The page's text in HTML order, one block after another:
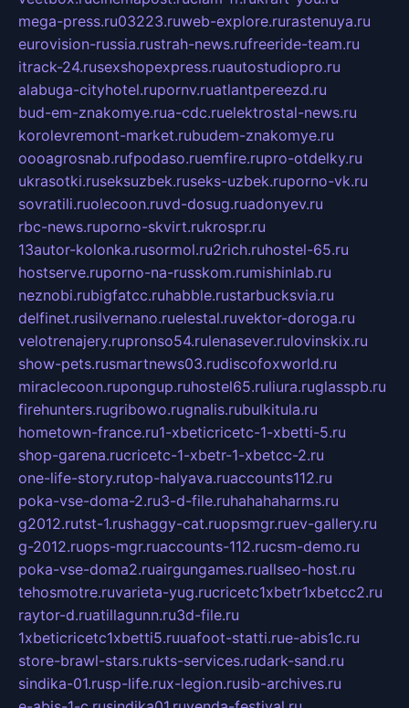
mega-press.ru03223.ruweb-explore.rurastenuya.ru
eurovision-russia.rustrah-news.rufreeride-team.ru
itrack-24.rusexshopexpress.ruautostudiopro.ru
alabuga-cityhotel.rupornv.ruatlantpereezd.ru
bud-em-znakomye.rua-cdc.ruelektrostal-news.ru
korolevremont-market.rubudem-znakomye.ru
oooagrosnab.rufpodaso.ruemfire.rupro-otdelky.ru
ukrasotki.ruseksuzbek.ruseks-uzbek.ruporno-vk.ru
sovratili.ruolecoon.ruvd-dosug.ruadonyev.ru
rbc-news.ruporno-skvirt.rukrospr.ru
13autor-kolonka.rusormol.ru2rich.ruhostel-65.ru
hostserve.ruporno-na-russkom.rumishinlab.ru
neznobi.rubigfatcc.ruhabble.rustarbucksvia.ru
delfinet.rusilvernano.ruelestal.ruvektor-doroga.ru
velotrenajery.rupronso54.rulenasever.rulovinskix.ru
show-pets.rusmartnews03.rudiscofoxworld.ru
miraclecoon.rupongup.ruhostel65.ruliura.ruglasspb.ru
firehunters.rugribowo.rugnalis.rubulkitula.ru
hometown-france.ru1-xbeticricetc-1-xbetti-5.ru
shop-garena.rucricetc-1-xbetr-1-xbetcc-2.ru
one-life-story.rutop-halyava.ruaccounts112.ru
poka-vse-doma-2.ru3-d-file.ruhahahaharms.ru
g2012.rutst-1.rushaggy-cat.ruopsmgr.ruev-gallery.ru
g-2012.ruops-mgr.ruaccounts-112.rucsm-demo.ru
poka-vse-doma2.ruairgungames.ruallseo-host.ru
tehosmotre.ruvarieta-yug.rucricetc1xbetr1xbetcc2.ru
raytor-d.ruatillagunn.ru3d-file.ru
1xbeticricetc1xbetti5.ruuafoot-statti.rue-abis1c.ru
store-brawl-stars.rukts-services.rudark-sand.ru
sindika-01.rusp-life.rux-legion.rusib-archives.ru